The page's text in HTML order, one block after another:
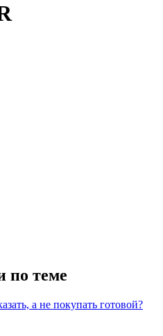
по теме
а не покупать готовой?